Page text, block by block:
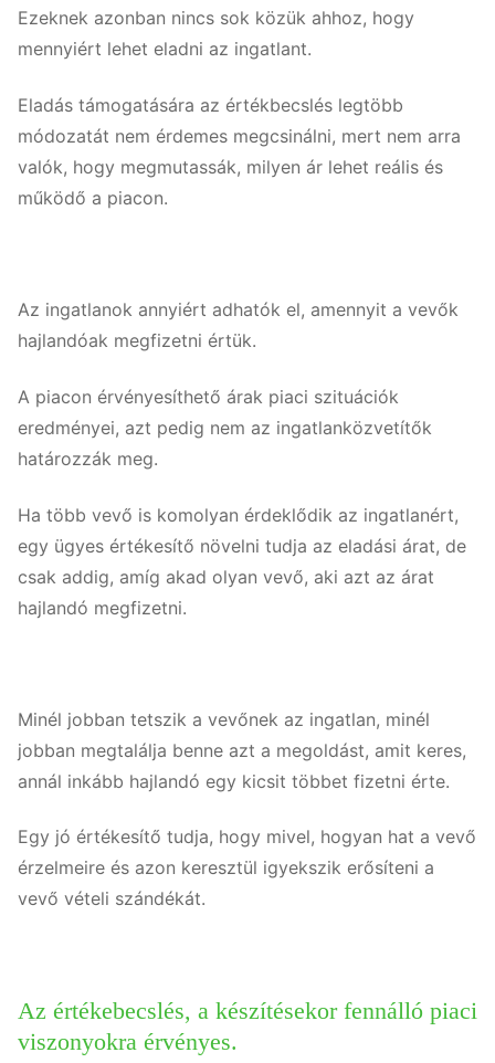
Ezeknek azonban nincs sok közük ahhoz, hogy
mennyiért lehet eladni az ingatlant.
Eladás támogatására az értékbecslés legtöbb
módozatát nem érdemes megcsinálni, mert nem arra
valók, hogy megmutassák, milyen ár lehet reális és
működő a piacon.
Az ingatlanok annyiért adhatók el, amennyit a vevők
hajlandóak megfizetni értük.
A piacon érvényesíthető árak piaci szituációk
eredményei, azt pedig nem az ingatlanközvetítők
határozzák meg.
Ha több vevő is komolyan érdeklődik az ingatlanért,
egy ügyes értékesítő növelni tudja az eladási árat, de
csak addig, amíg akad olyan vevő, aki azt az árat
hajlandó megfizetni.
Minél jobban tetszik a vevőnek az ingatlan, minél
jobban megtalálja benne azt a megoldást, amit keres,
annál inkább hajlandó egy kicsit többet fizetni érte.
Egy jó értékesítő tudja, hogy mivel, hogyan hat a vevő
érzelmeire és azon keresztül igyekszik erősíteni a
vevő vételi szándékát.
Az értékebecslés, a készítésekor fennálló piaci
viszonyokra érvényes.